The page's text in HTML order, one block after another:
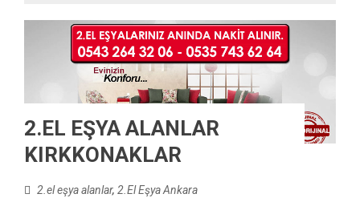
2.EL EŞYA ALANLAR
KIRKKONAKLAR
2.el eşya alanlar, 2.El Eşya Ankara